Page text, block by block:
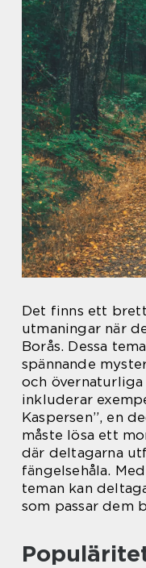
Det finns ett
utmaningar när
Borås. Dessa
spännande
och övernaturliga
inkluderar
Kaspersen”, en
måste lösa ett
där deltagarna
fängelsehåla.
teman kan
som passar dem